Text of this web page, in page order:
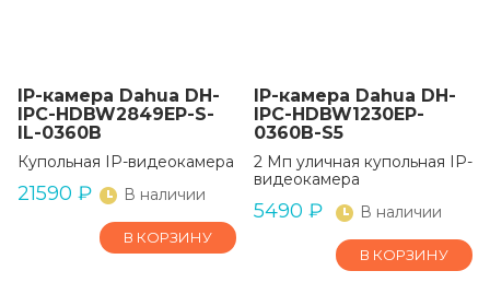
IP-камера Dahua DH-
IPC-HDBW2849EP-S-
IL-0360B
Купольная IP-видеокамера
21590 ₽ В наличии
В КОРЗИНУ
IP-камера Dahua DH-
IPC-HDBW1230EP-
0360B-S5
2 Mп yличнaя кyпoльнaя IP-
видeoкaмepa
5490 ₽ В наличии
В КОРЗИНУ